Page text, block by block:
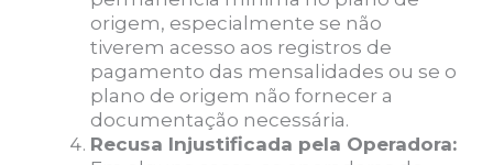
origem, especialmente se não
tiverem acesso aos registros de
pagamento das mensalidades ou se o
plano de origem não fornecer a
documentação necessária.
Recusa Injustificada pela Operadora: